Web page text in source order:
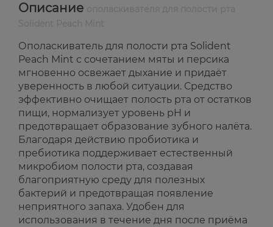
Описание
Ополаскиватель для полости рта Solident
Peach Mint с сочетанием мяты и персика
мгновенно освежает дыхание и придаёт
уверенность в любой ситуации. Средство
эффективно очищает полость рта от остатков
пищи, нормализует уровень pH и
предотвращает образование зубного налёта.
Благодаря действию пробиотика и
пребиотика поддерживает естественный
микробиом полости рта, создавая
благоприятную среду для полезных
бактерий и предотвращая появление
неприятного запаха. Удобен для
использования в течение дня после приёма